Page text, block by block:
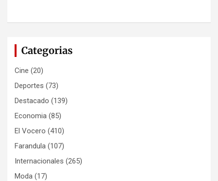
Categorias
Cine (20)
Deportes (73)
Destacado (139)
Economia (85)
El Vocero (410)
Farandula (107)
Internacionales (265)
Moda (17)